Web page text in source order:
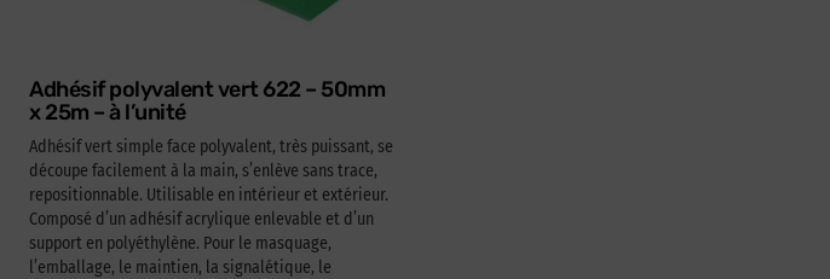
Adhésif polyvalent vert 622 – 50mm
x 25m – à l’unité
Adhésif vert simple face polyvalent, très puissant, se
découpe facilement à la main, s’enlève sans trace,
repositionnable. Utilisable en intérieur et extérieur.
Composé d’un adhésif acrylique enlevable et d’un
support en polyéthylène. Pour le masquage,
l’emballage, le maintien, la signalétique, le